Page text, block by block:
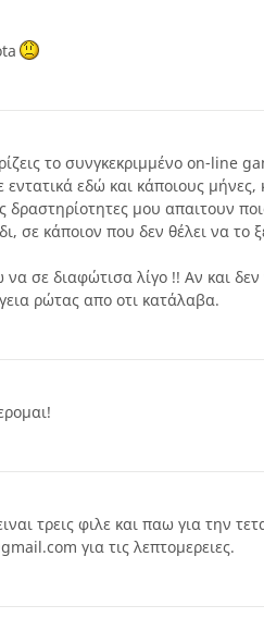
το συνγκεκριμμένο on-line
εντατικά εδώ και κάποιους
δραστηρίοτητες μου απαιτουν
σε κάποιον που δεν θέλει να το
σε διαφώτισα λίγο !! Αν και δεν
ρώτας απο οτι κατάλαβα.
τρεις φιλε και παω για την
για τις λεπτομερειες.